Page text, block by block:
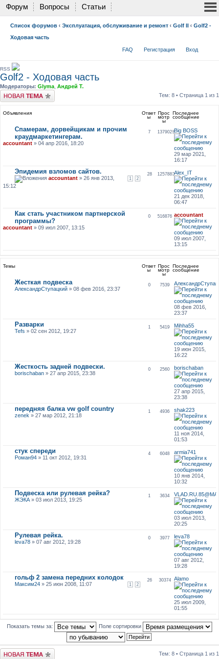
Форум Вопросы Статьи
Список форумов ‹ Эксплуатация, обслуживание и ремонт ‹ Golf II ‹ Golf2 -
Ходовая часть
FAQ Регистрация Вход
RSS
Golf2 - Ходовая часть
Модераторы: Glyma Андрей Т.
Новая тема
Тем: 8 • Страница 1 из 1
Объявления Ответ
ы
Прос
мотр
ы
Последнее
сообщение
Спамерам, дорвейщикам и прочим
краудмаркетингерам.
accountant» 04 апр 2016, 18:20
7 1379028Big BOSS
29 мар 2021,
16:17
Эпидемия взломов сайтов.
1 2
accountant» 26 янв 2013,
15:12
28 1257880Alex_IT
21 дек 2018,
06:47
Как стать участником партнерской
программы?
accountant» 09 июл 2007, 13:15
0 516876 accountant
09 июл 2007,
13:15
Темы Ответ
ы
Прос
мотр
ы
Последнее
сообщение
Жесткая подвеска
АлександрСтупацкий» 08 фев 2016, 23:37
0 7539
08 фев 2016,
23:37
Разварки
Tefs » 02 сен 2012, 19:27
1 5419 Mihha55
19 июн 2015,
16:22
Жесткость задней подвески.
borischaban» 27 апр 2015, 23:38
0 2560 borischaban
27 апр 2015,
23:38
передняя балка vw golf country
zenek » 27 мар 2012, 21:18
1 4936 shak223
11 ноя 2014,
01:53
стук спереди
Роман94» 11 окт 2012, 19:31
4 6048 armia741
10 янв 2014,
10:32
Подвеска или рулевая рейка?
ЖЭКА» 03 июл 2013, 19:25
1 3634
03 июл 2013,
20:25
Рулевая рейка.
leva78» 07 авг 2012, 19:28
0 3977 leva78
07 авг 2012,
19:28
гольф 2 замена передних колодок
1 2
Максим24» 25 июн 2008, 11:07
26 30374 Alamo
25 июл 2009,
01:55
Показать темы за: Поле сортировки
Новая тема Тем: 8 • Страница 1 из 1